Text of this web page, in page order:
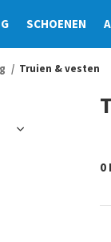
SCHOENEN
Truien & vesten
0